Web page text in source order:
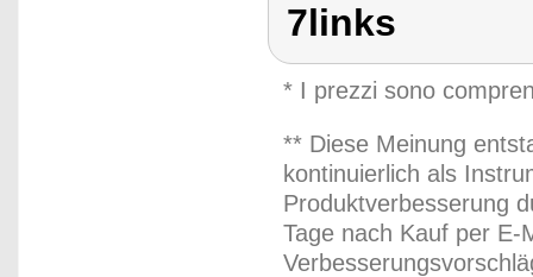
7links
* I prezzi sono
** Diese Meinung
kontinuierlich als
Produktverbesserung
Tage nach Kauf per E-